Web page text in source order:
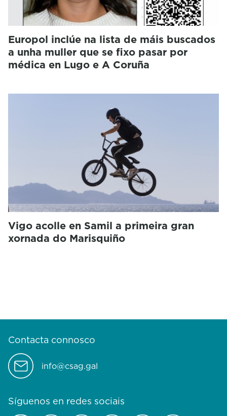
Europol inclúe na lista de máis buscados
a unha muller que se fixo pasar por
médica en Lugo e A Coruña
Vigo acolle en Samil a primeira gran
xornada do Marisquiño
Contacta connosco
info@csag.gal
Síguenos en redes sociais